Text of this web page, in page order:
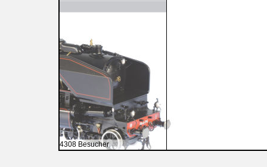
4308 Besucher